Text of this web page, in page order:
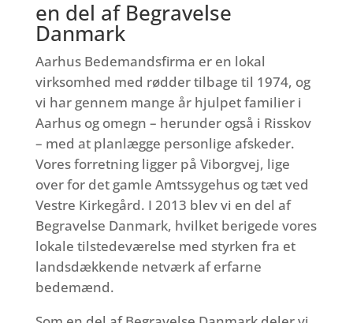
en del af Begravelse
Danmark
Aarhus Bedemandsfirma er en lokal
virksomhed med rødder tilbage til 1974, og
vi har gennem mange år hjulpet familier i
Aarhus og omegn – herunder også i Risskov
– med at planlægge personlige afskeder.
Vores forretning ligger på Viborgvej, lige
over for det gamle Amtssygehus og tæt ved
Vestre Kirkegård. I 2013 blev vi en del af
Begravelse Danmark, hvilket berigede vores
lokale tilstedeværelse med styrken fra et
landsdækkende netværk af erfarne
bedemænd.